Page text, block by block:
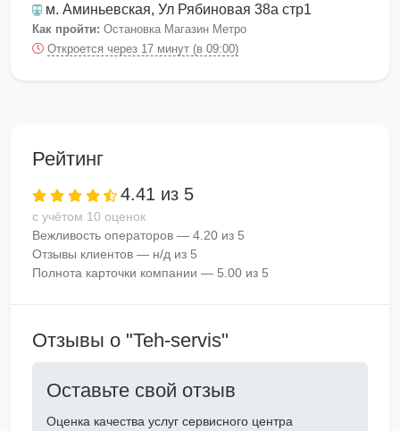
м. Аминьевская, Ул Рябиновая 38а стр1
Как пройти: Остановка Магазин Метро
Откроется через 17 минут (в 09:00)
Рейтинг
4.41 из 5
с учётом 10 оценок
Вежливость операторов — 4.20 из 5
Отзывы клиентов — н/д из 5
Полнота карточки компании — 5.00 из 5
Отзывы о "Teh-servis"
Оставьте свой отзыв
Оценка качества услуг сервисного центра